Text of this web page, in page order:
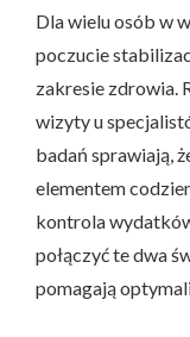
Dla wielu osób w
poczucie
zakresie zdrowia.
wizyty u
badań sprawiają,
elementem
kontrola
połączyć te dwa
pomagają